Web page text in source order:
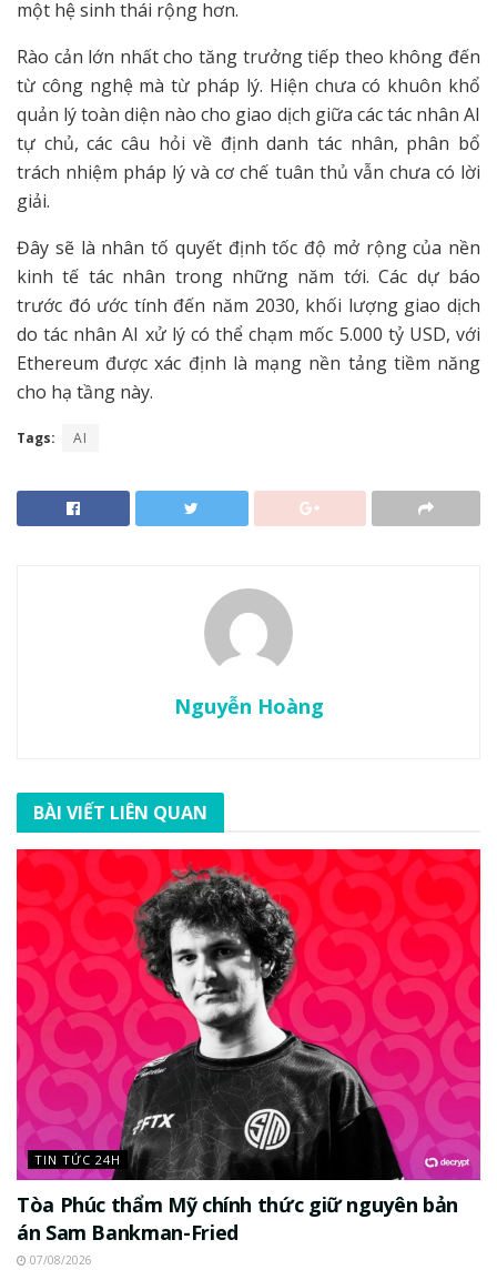
một hệ sinh thái rộng hơn.
Rào cản lớn nhất cho tăng trưởng tiếp theo không đến
từ công nghệ mà từ pháp lý. Hiện chưa có khuôn khổ
quản lý toàn diện nào cho giao dịch giữa các tác nhân AI
tự chủ, các câu hỏi về định danh tác nhân, phân bổ
trách nhiệm pháp lý và cơ chế tuân thủ vẫn chưa có lời
giải.
Đây sẽ là nhân tố quyết định tốc độ mở rộng của nền
kinh tế tác nhân trong những năm tới. Các dự báo
trước đó ước tính đến năm 2030, khối lượng giao dịch
do tác nhân AI xử lý có thể chạm mốc 5.000 tỷ USD, với
Ethereum được xác định là mạng nền tảng tiềm năng
cho hạ tầng này.
Tags: AI
Nguyễn Hoàng
BÀI VIẾT LIÊN QUAN
TIN TỨC 24H
Tòa Phúc thẩm Mỹ chính thức giữ nguyên bản
án Sam Bankman-Fried
07/08/2026